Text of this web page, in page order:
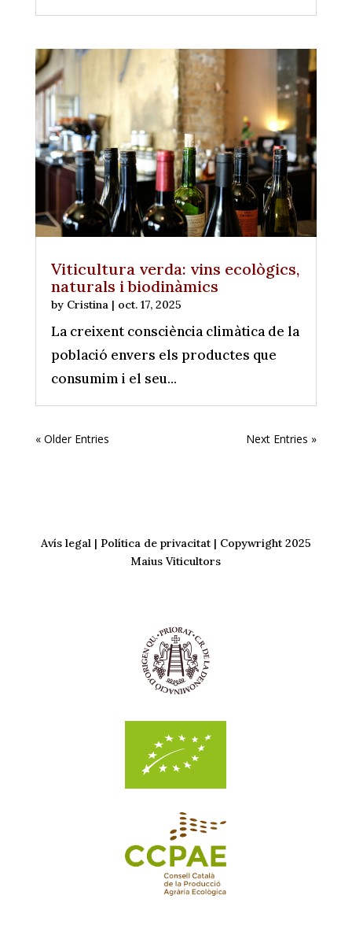
Viticultura verda: vins ecològics,
naturals i biodinàmics
by Cristina| oct. 17, 2025
La creixent consciència climàtica de la
població envers els productes que
consumim i el seu...
« Older Entries Next Entries »
Avís legal| Política de privacitat| Copywright 2025
Maius Viticultors